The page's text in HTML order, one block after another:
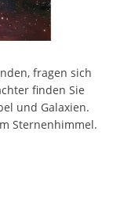
fragen sich
finden Sie
und Galaxien.
Sternenhimmel.